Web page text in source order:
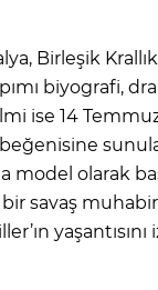
Birleşik
biyografi,
ise 14
model olarak
bir savaş
yaşantısını